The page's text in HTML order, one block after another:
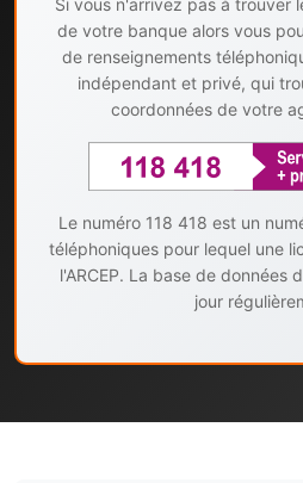
Si vous n'arrivez pas à trouver
de votre banque alors vous
de renseignements
indépendant et privé, qui
coordonnées de votre
Le numéro 118 418 est un
téléphoniques pour lequel une
l'ARCEP. La base de données
jour